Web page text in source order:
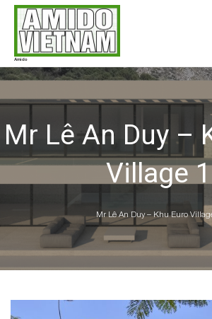
Nhảy
dungAmido
Mr Lê An Duy –
Village 1
Mr Lê An Duy – Khu Euro